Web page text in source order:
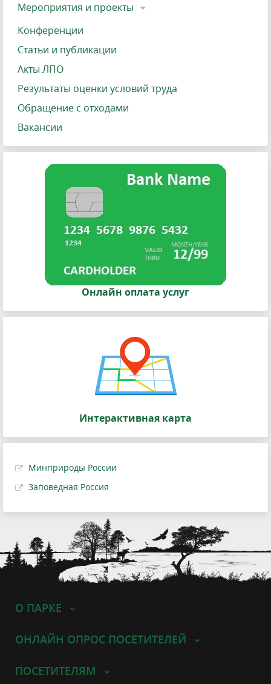
Мероприятия и проекты
Конференции
Статьи и публикации
Акты ЛПО
Результаты оценки условий труда
Обращение с отходами
Вакансии
Онлайн оплата услуг
Интерактивная карта
Минприроды России
Заповедная Россия
О ПАРКЕ
ОНЛАЙН ОПРОС ПОСЕТИТЕЛЕЙ
ПОСЕТИТЕЛЯМ